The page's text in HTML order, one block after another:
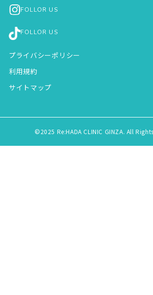
FOLLOR US
FOLLOR US
プライバシーポリシー
利用規約
サイトマップ
©2025 Re:HADA CLINIC GINZA. All